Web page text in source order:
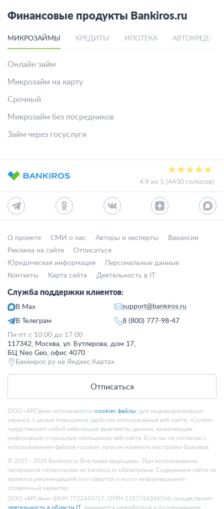
Финансовые продукты Bankiros.ru
МИКРОЗАЙМЫ КРЕДИТЫ ИПОТЕКА
Онлайн займ
Микрозайм на карту
Срочный
Микрозайм без посредников
Займ через госуслуги
4.9 из 5 (4430 голосов)
О проекте СМИ о нас Авторы и эксперты
Вакансии
Реклама на сайте
Отписаться
Юридическая информация
Персональные данные
Контакты
Карта сайта Деятельность в IT
Служба поддержки клиентов:
В Max
В Телеграм
support@bankiros.ru
8 (800) 777-98-47
Пн-пт с 10:00 до 17:00
117342, Москва, ул. Бутлерова, дом 17,
БЦ Neo Geo, офис 4070
Банкирос.ру на Яндекс.Картах
Отписаться
ООО «АРСфин» используются «cookie» файлы , для индивидуализации
сервиса, с целью повышения удобства использования веб-сайта. «Cookie»
представляют собой небольшие фрагменты данных, включающие
информацию о прошлых посещениях веб-сайта. Если вы не согласны с
использованием файлов «cookie», просим изменить настройки браузера.
© 2015 - 2026 Bankiros.ru Все права защищены. При использовании
материалов гиперссылка на bankiros.ru обязательна. Содержание сайта не
является рекомендацией или офертой и носит информационно-
справочный характер.
ООО «АРСфин» (ИНН 7722445717, ОГРН 1187746346556) осуществляет
деятельность в области IT, занимается разработкой и поддержанием